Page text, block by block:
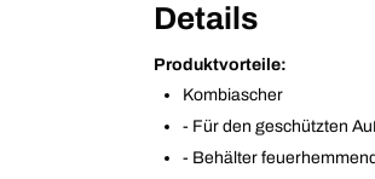
Details
Produktvorteile:
Kombiascher
- Für den geschützten
- Behälter feuerhemmend